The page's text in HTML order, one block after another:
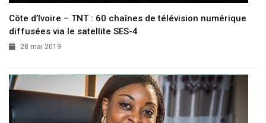
Côte d’Ivoire – TNT : 60 chaînes de télévision numérique
diffusées via le satellite SES-4
28 mai 2019